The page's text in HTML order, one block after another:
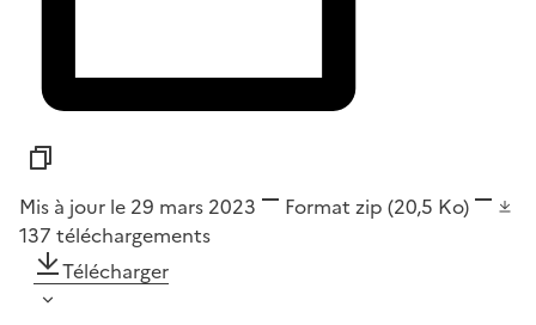
Mis à jour le 29 mars 2023 Format zip (20,5 Ko)
137 téléchargements
Télécharger